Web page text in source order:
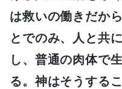
は救いの働きだか
とでのみ、人と共
し、普通の肉体で
る。神はそうする